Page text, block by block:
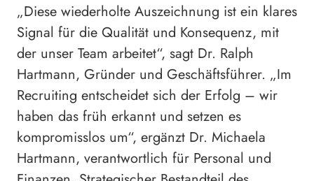
„Diese wiederholte Auszeichnung ist ein klares
Signal für die Qualität und Konsequenz, mit
der unser Team arbeitet“, sagt Dr. Ralph
Hartmann, Gründer und Geschäftsführer. „Im
Recruiting entscheidet sich der Erfolg – wir
haben das früh erkannt und setzen es
kompromisslos um“, ergänzt Dr. Michaela
Hartmann, verantwortlich für Personal und